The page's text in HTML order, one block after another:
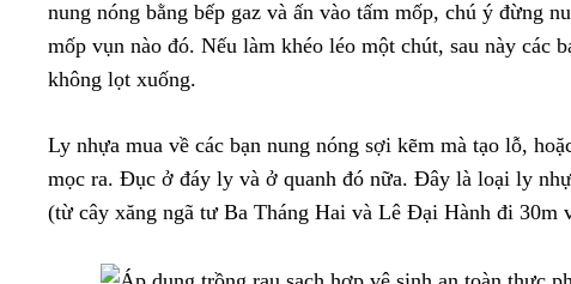
nung nóng bằng bếp gaz và ấn vào tấm mốp, chú ý đừng
mốp vụn nào đó. Nếu làm khéo léo một chút, sau này
không lọt xuống.
Ly nhựa mua về các bạn nung nóng sợi kẽm mà tạo lỗ,
mọc ra. Đục ở đáy ly và ở quanh đó nữa. Đây là loại ly
(từ cây xăng ngã tư Ba Tháng Hai và Lê Đại Hành đi 30m